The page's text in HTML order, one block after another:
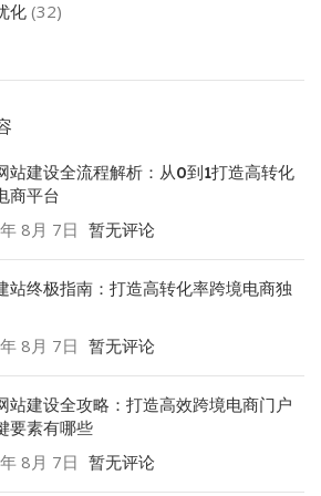
化(32)
站建设全流程解析：从0到1打造高转化
商平台
8月 7日 暂无评论
站终极指南：打造高转化率跨境电商独
8月 7日 暂无评论
站建设全攻略：打造高效跨境电商门户
要素有哪些
8月 7日 暂无评论